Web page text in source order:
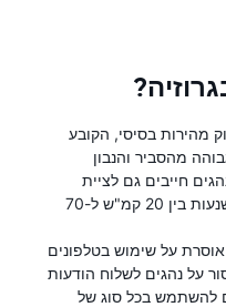
מהירות בסיסי, הקובע
מהסביר והנבון
חייבים גם לציית
למגבלות המהירות המוגדרות, שנעות בין 20 קמ"ש ל-70
אוסרת על שימוש בטלפונים
על נהגים לשלוח הודעות
להשתמש בכל סוג של